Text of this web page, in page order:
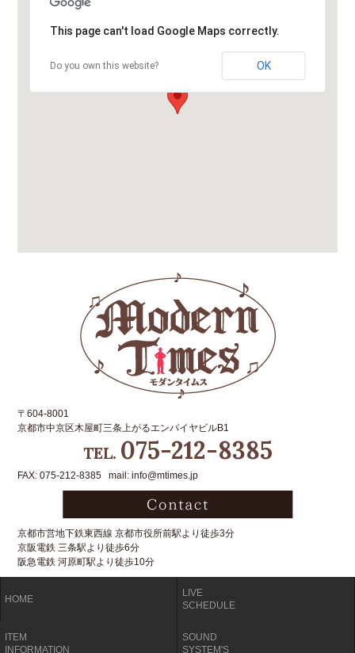
This page can't load Google Maps correctly.
Do you own this website? OK
〒604-8001
京都市中京区木屋町三条上がるエンパイヤビルB1
TEL. 075-212-8385
FAX: 075-212-8385 mail: info@mtimes.jp
京都市営地下鉄東西線 京都市役所前駅より徒歩3分
京阪電鉄 三条駅より徒歩6分
阪急電鉄 河原町駅より徒歩10分
HOME
LIVE
SCHEDULE
ITEM
INFORMATION
SOUND
SYSTEM'S